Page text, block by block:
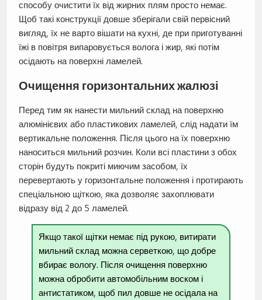
способу очистити їх від жирних плям просто немає.
Щоб такі конструкції довше зберігали свій первісний
вигляд, їх не варто вішати на кухні, де при приготуванні
їжі в повітря випаровується волога і жир, які потім
осідають на поверхні ламелей.
Очищення горизонтальних жалюзі
Перед тим як нанести мильний склад на поверхню
алюмінієвих або пластикових ламелей, слід надати їм
вертикальне положення. Після цього на їх поверхню
наноситься мильний розчин. Коли всі пластини з обох
сторін будуть покриті миючим засобом, їх
перевертають у горизонтальне положення і протирають
спеціальною щіткою, яка дозволяє захоплювати
відразу від 2 до 5 ламелей.
Якщо такої щітки немає під рукою, витирати
мильний склад можна серветкою, що добре
вбирає вологу. Після очищення поверхню
можна обробити автомобільним воском і
антистатиком, щоб пил довше не осідала на